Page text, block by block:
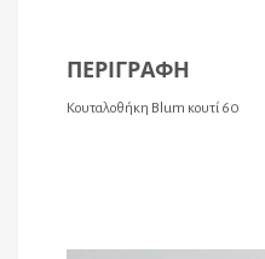
ΠΕΡΙΓΡΑΦΉ
Κουταλοθήκη Blum κουτί 60